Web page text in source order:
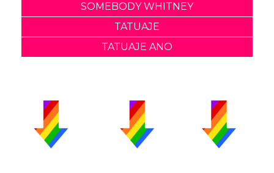
SOMEBODY WHITNEY
TATUAJE
TATUAJE ANO